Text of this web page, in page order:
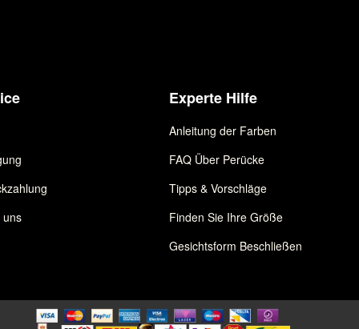
uns
Experte Hilfe
Anleitung der Farben
FAQ Über Perücke
Tipps & Vorschläge
Finden Sie Ihre Größe
Gesichtsform Beschließen